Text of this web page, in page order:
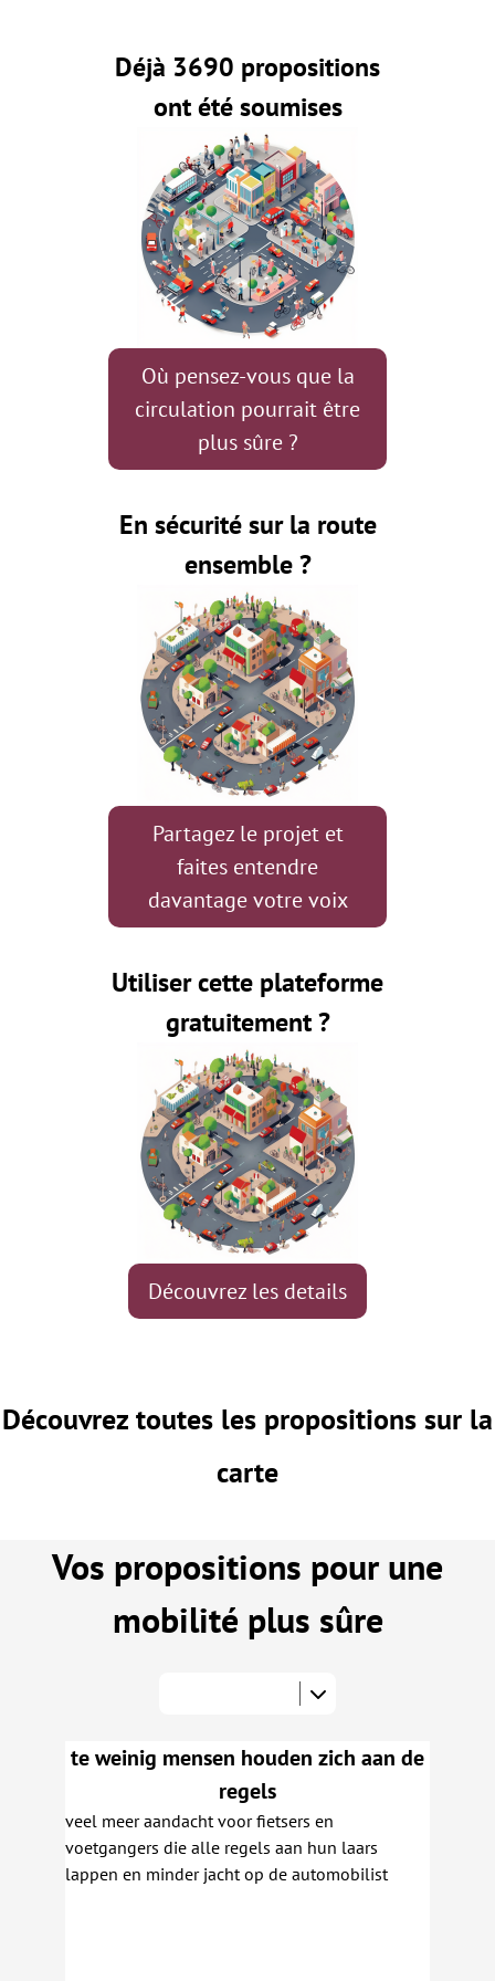
Déjà 3690 propositions
ont été soumises
Où pensez-vous que la
circulation pourrait être
plus sûre ?
En sécurité sur la route
ensemble ?
Partagez le projet et
faites entendre
davantage votre voix
Utiliser cette plateforme
gratuitement ?
Découvrez les details
Découvrez toutes les propositions sur la
carte
Vos propositions pour une
mobilité plus sûre
te weinig mensen houden zich aan de
regels
veel meer aandacht voor fietsers en
voetgangers die alle regels aan hun laars
lappen en minder jacht op de automobilist